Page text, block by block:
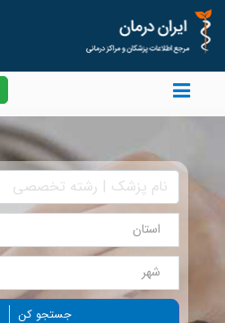
استان
شهر
جستجو کن